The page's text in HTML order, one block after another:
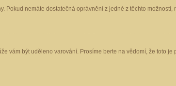
nemáte dostatečná oprávnění z jedné z těchto
vám být uděleno varování. Prosíme berte na vědomí, že toto